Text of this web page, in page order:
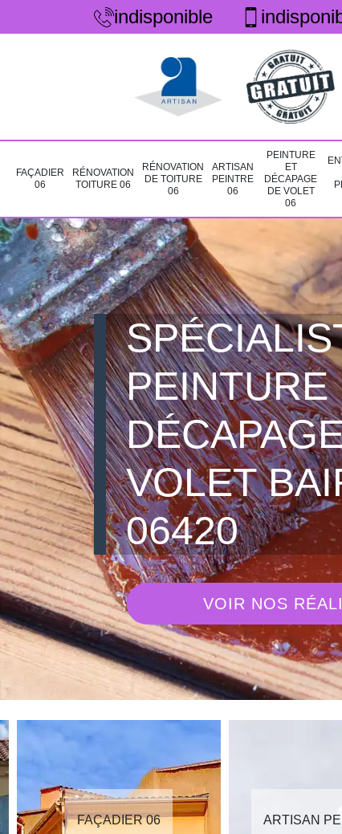
indisponible
FAÇADIER
06
RÉNOVATION
TOITURE 06
RÉNOVATION
DE TOITURE
06
ARTISAN
PEINTRE
06
PEINTURE
ET
DÉCAPAGE
DE VOLET
06
PEINTURE
VOLET
06420
VOIR NOS
FAÇADIER 06 ARTISAN